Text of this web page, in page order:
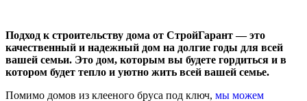
Подход к строительству дома от СтройГарант — это
качественный и надежный дом на долгие годы для всей
вашей семьи. Это дом, которым вы будете гордиться и в
котором будет тепло и уютно жить всей вашей семье.
Помимо домов из клееного бруса под ключ, мы можем